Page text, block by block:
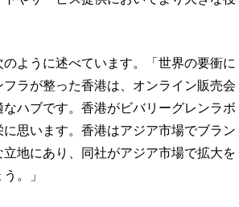
ように述べています。「世界の要衝に
ラが整った香港は、オンライン販売会
ハブです。香港がビバリーグレンラボ
思います。香港はアジア市場でブラン
地にあり、同社がアジア市場で拡大を
。」